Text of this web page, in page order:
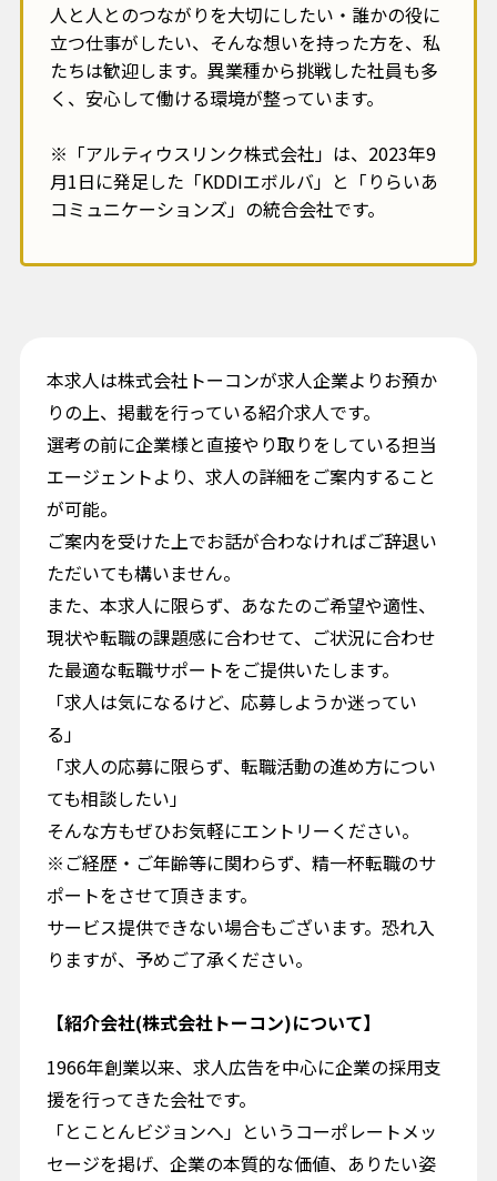
人と人とのつながりを大切にしたい・誰かの役に
立つ仕事がしたい、そんな想いを持った方を、私
たちは歓迎します。異業種から挑戦した社員も多
く、安心して働ける環境が整っています。
※「アルティウスリンク株式会社」は、2023年9
月1日に発足した「KDDIエボルバ」と「りらいあ
コミュニケーションズ」の統合会社です。
本求人は株式会社トーコンが求人企業よりお預か
りの上、掲載を行っている紹介求人です。
選考の前に企業様と直接やり取りをしている担当
エージェントより、求人の詳細をご案内すること
が可能。
ご案内を受けた上でお話が合わなければご辞退い
ただいても構いません。
また、本求人に限らず、あなたのご希望や適性、
現状や転職の課題感に合わせて、ご状況に合わせ
た最適な転職サポートをご提供いたします。
「求人は気になるけど、応募しようか迷ってい
る」
「求人の応募に限らず、転職活動の進め方につい
ても相談したい」
そんな方もぜひお気軽にエントリーください。
※ご経歴・ご年齢等に関わらず、精一杯転職のサ
ポートをさせて頂きます。
サービス提供できない場合もございます。恐れ入
りますが、予めご了承ください。
【紹介会社(株式会社トーコン)について】
1966年創業以来、求人広告を中心に企業の採用支
援を行ってきた会社です。
「とことんビジョンへ」というコーポレートメッ
セージを掲げ、企業の本質的な価値、ありたい姿